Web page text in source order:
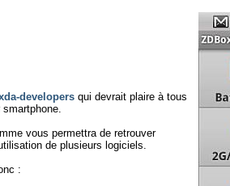
developers qui devrait plaire à tous
vous permettra de retrouver
de plusieurs logiciels.
: